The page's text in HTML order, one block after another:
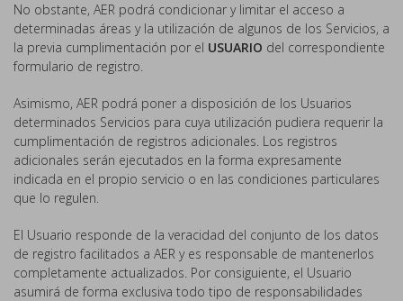
No obstante, AER podrá condicionar y limitar el acceso a
determinadas áreas y la utilización de algunos de los Servicios, a
la previa cumplimentación por el USUARIO del correspondiente
formulario de registro.
Asimismo, AER podrá poner a disposición de los Usuarios
determinados Servicios para cuya utilización pudiera requerir la
cumplimentación de registros adicionales. Los registros
adicionales serán ejecutados en la forma expresamente
indicada en el propio servicio o en las condiciones particulares
que lo regulen.
El Usuario responde de la veracidad del conjunto de los datos
de registro facilitados a AER y es responsable de mantenerlos
completamente actualizados. Por consiguiente, el Usuario
asumirá de forma exclusiva todo tipo de responsabilidades